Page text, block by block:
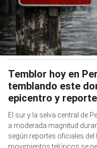
Temblor hoy en
temblando este
epicentro y
El sur y la selva central de
a moderada magnitud
según reportes oficiales
movimientos telúricos se